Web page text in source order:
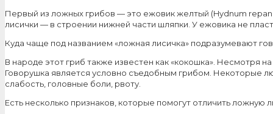
Первый из ложных грибов — это ежовик желтый (Hydnum
лисички — в строении нижней части шляпки. У ежовика не
Куда чаще под названием «ложная лисичка» подразумевают
В народе этот гриб также известен как «кокошка». Несмотря
Говорушка является условно съедобным грибом. Некоторые
слабость, головные боли, рвоту.
Есть несколько признаков, которые помогут отличить ложную